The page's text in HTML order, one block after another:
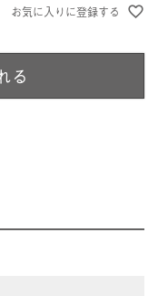
お気に入りに登録する
る